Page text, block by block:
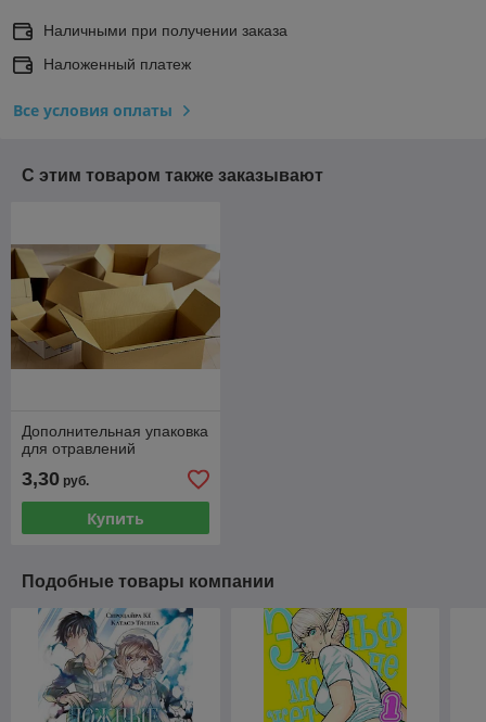
Наличными при получении заказа
Наложенный платеж
Все условия оплаты
С этим товаром также заказывают
Дополнительная упаковка
для отравлений
3,30 руб.
Купить
Подобные товары компании